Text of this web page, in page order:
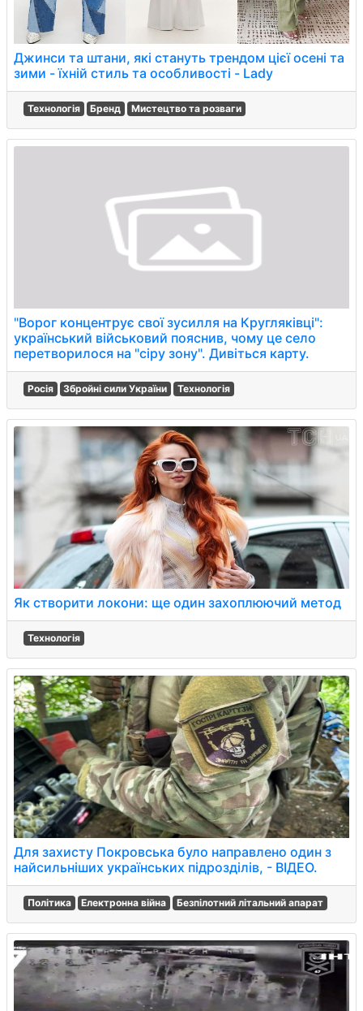
Джинси та штани, які стануть трендом цієї осені та
зими - їхній стиль та особливості - Lady
Технологія Бренд Мистецтво та розваги
"Ворог концентрує свої зусилля на Кругляківці":
український військовий пояснив, чому це село
перетворилося на "сіру зону". Дивіться карту.
Росія Збройні сили України Технологія
Як створити локони: ще один захоплюючий метод
Технологія
Для захисту Покровська було направлено один з
найсильніших українських підрозділів, - ВІДЕО.
Політика Електронна війна Безпілотний літальний апарат